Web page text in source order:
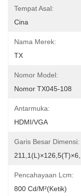
Tempat Asal:
Cina
Nama Merek:
TX
Nomor Model:
Nomor TX045-108
Antarmuka:
HDMI/VGA
Garis Besar Dimensi:
Pencahayaan Lcm:
800 Cd/m²(ketik)